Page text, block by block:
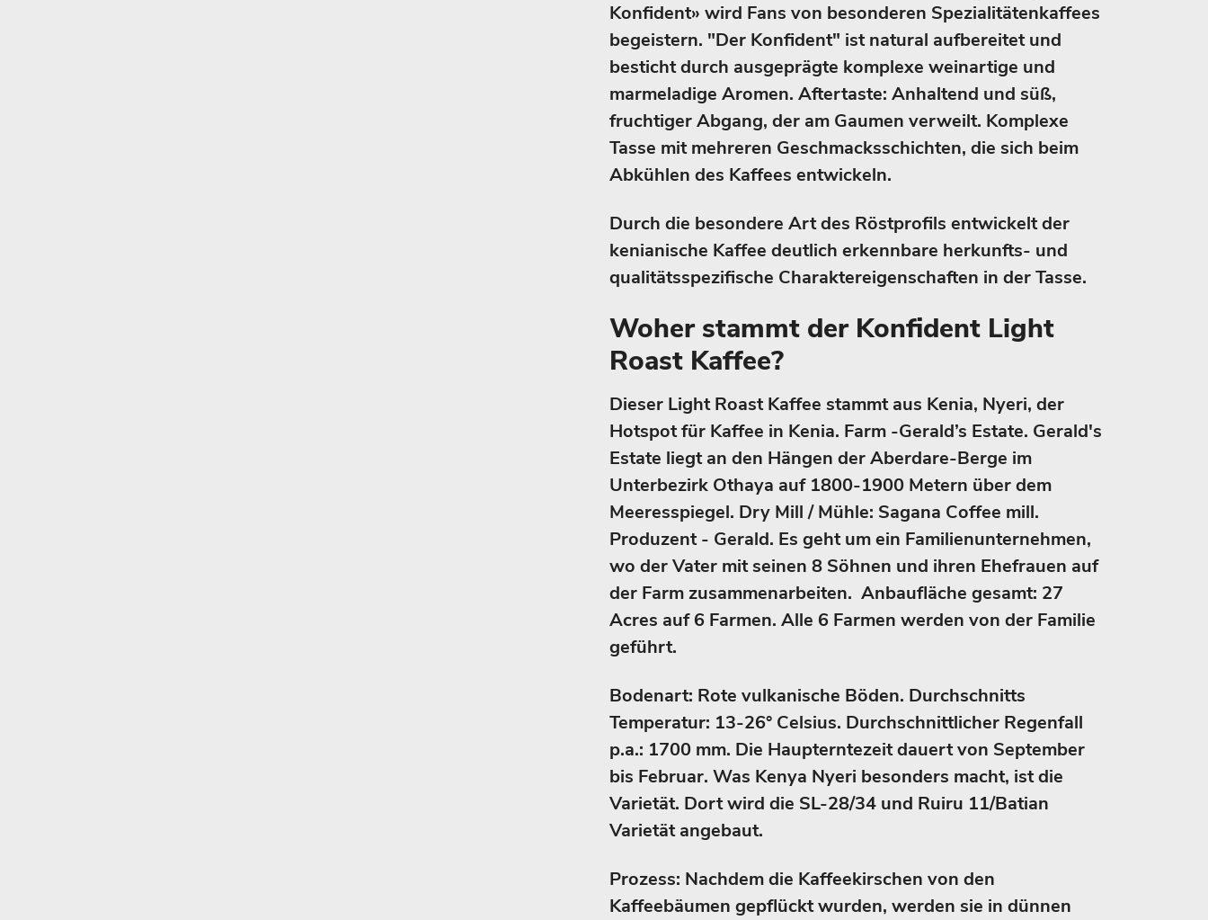
Konfident» wird Fans von besonderen Spezialitätenkaffees
begeistern. "Der Konfident" ist natural aufbereitet und
besticht durch ausgeprägte komplexe weinartige und
marmeladige Aromen. Aftertaste: Anhaltend und süß,
fruchtiger Abgang, der am Gaumen verweilt. Komplexe
Tasse mit mehreren Geschmacksschichten, die sich beim
Abkühlen des Kaffees entwickeln.
Durch die besondere Art des Röstprofils entwickelt der
kenianische Kaffee deutlich erkennbare herkunfts- und
qualitätsspezifische Charaktereigenschaften in der Tasse.
Woher stammt der Konfident Light
Roast Kaffee?
Dieser Light Roast Kaffee stammt aus Kenia, Nyeri, der
Hotspot für Kaffee in Kenia. Farm -Gerald’s Estate. Gerald's
Estate liegt an den Hängen der Aberdare-Berge im
Unterbezirk Othaya auf 1800-1900 Metern über dem
Meeresspiegel. Dry Mill / Mühle: Sagana Coffee mill.
Produzent - Gerald. Es geht um ein Familienunternehmen,
wo der Vater mit seinen 8 Söhnen und ihren Ehefrauen auf
der Farm zusammenarbeiten. Anbaufläche gesamt: 27
Acres auf 6 Farmen. Alle 6 Farmen werden von der Familie
geführt.
Bodenart: Rote vulkanische Böden. Durchschnitts
Temperatur: 13-26° Celsius. Durchschnittlicher Regenfall
p.a.: 1700 mm. Die Haupterntezeit dauert von September
bis Februar. Was Kenya Nyeri besonders macht, ist die
Varietät. Dort wird die SL-28/34 und Ruiru 11/Batian
Varietät angebaut.
Prozess: Nachdem die Kaffeekirschen von den
Kaffeebäumen gepflückt wurden, werden sie in dünnen